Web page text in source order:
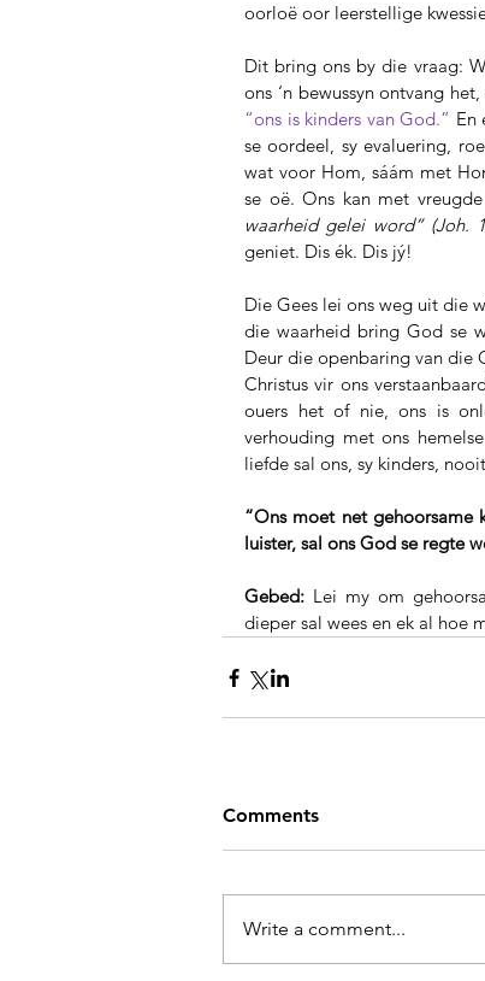
oorloë oor leerstellige
Dit bring ons by die vraag:
ons ‘n bewussyn ontvang
“ons is kinders van God.” En
se oordeel, sy evaluering,
wat voor Hom, sáám met
se oë. Ons kan met
waarheid gelei word” (Joh.
geniet. Dis ék. Dis jý!
Die Gees lei ons weg uit die
die waarheid bring God se
Deur die openbaring van die
Christus vir ons
ouers het of nie, ons is
verhouding met ons
liefde sal ons, sy kinders,
“Ons moet net gehoorsame
luister, sal ons God se regte
Gebed: Lei my om
dieper sal wees en ek al hoe
Comments
Write a comment...